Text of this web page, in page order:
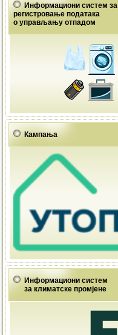
Информациони систем за
регистровање података
о управљању отпадом
Кампања
Информациони систем
за климатске промјене